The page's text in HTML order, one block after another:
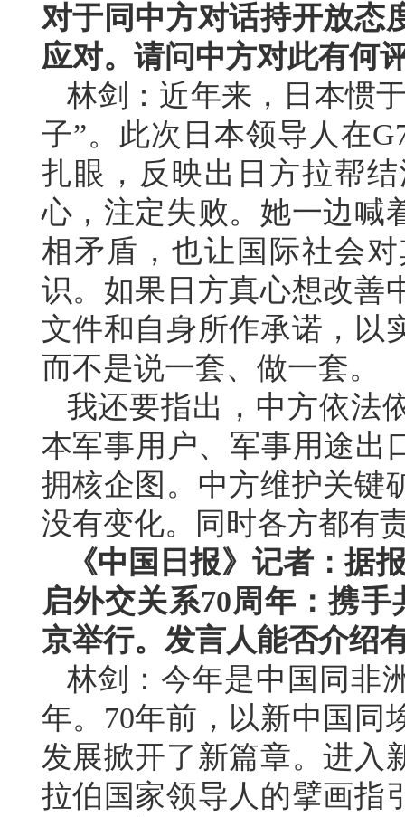
对于同中方对话持开放态
应对。请问中方对此有何
林剑：近年来，日本惯
子”。此次日本领导人在
扎眼，反映出日方拉帮
心，注定失败。她一边喊
相矛盾，也让国际社会
识。如果日方真心想改善
文件和自身所作承诺，以
而不是说一套、做一套。
我还要指出，中方依法
本军事用户、军事用途出
拥核企图。中方维护关键
没有变化。同时各方都有
《中国日报》记者：据
启外交关系70周年：携
京举行。发言人能否介绍
林剑：今年是中国同非
年。70年前，以新中国同
发展掀开了新篇章。进入
拉伯国家领导人的擘画指